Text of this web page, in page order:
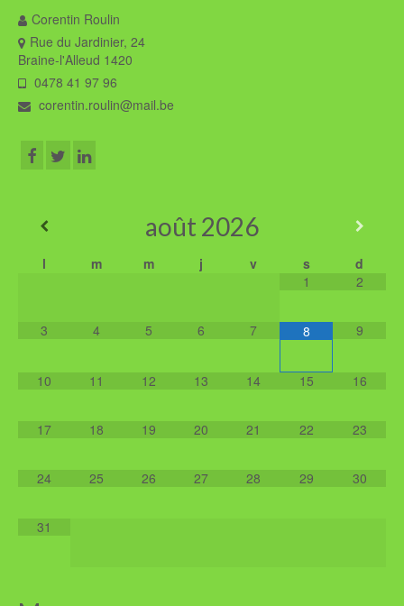
Corentin Roulin
Rue du Jardinier, 24
Braine-l'Alleud 1420
0478 41 97 96
corentin.roulin@mail.be
août 2026
l m m j v s
d
1
2
3 4 5 6 7 8 9
10 11 12 13 14 15 16
17 18 19 20 21 22 23
24 25 26 27 28 29 30
31